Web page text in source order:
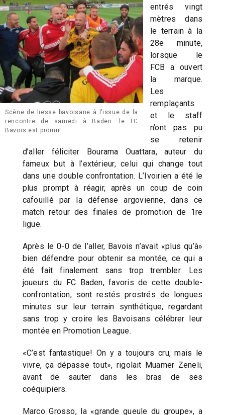
Scène de liesse bavoisane à l’issue de la
rencontre de samedi à Baden: le FC
Bavois est promu!
entrés vingt
mètres dans
le terrain à la
28e minute,
lorsque le
FCB a ouvert
la marque.
Les
remplaçants
et le staff
n’ont pas pu
se retenir
d’aller féliciter Bourama Ouattara, auteur du
fameux but à l’extérieur, celui qui change tout
dans une double confrontation. L’Ivoirien a été le
plus prompt à réagir, après un coup de coin
cafouillé par la défense argovienne, dans ce
match retour des finales de promotion de 1re
ligue.
Après le 0-0 de l’aller, Bavois n’avait «plus qu’à»
bien défendre pour obtenir sa montée, ce qui a
été fait finalement sans trop trembler. Les
joueurs du FC Baden, favoris de cette double-
confrontation, sont restés prostrés de longues
minutes sur leur terrain synthétique, regardant
sans trop y croire les Bavoisans célébrer leur
montée en Promotion League.
«C’est fantastique! On y a toujours cru, mais le
vivre, ça dépasse tout», rigolait Muamer Zeneli,
avant de sauter dans les bras de ses
coéquipiers.
Marco Grosso, la «grande gueule du groupe», a